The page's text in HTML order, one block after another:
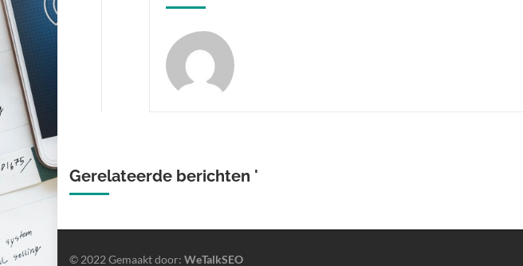
Gerelateerde berichten '
© 2022 Gemaakt door: WeTalkSEO